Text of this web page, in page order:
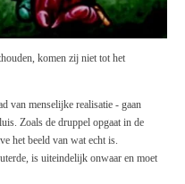
komen zij niet tot het
van menselijke realisatie - gaan
Zoals de druppel opgaat in de
het beeld van wat echt is.
is uiteindelijk onwaar en moet